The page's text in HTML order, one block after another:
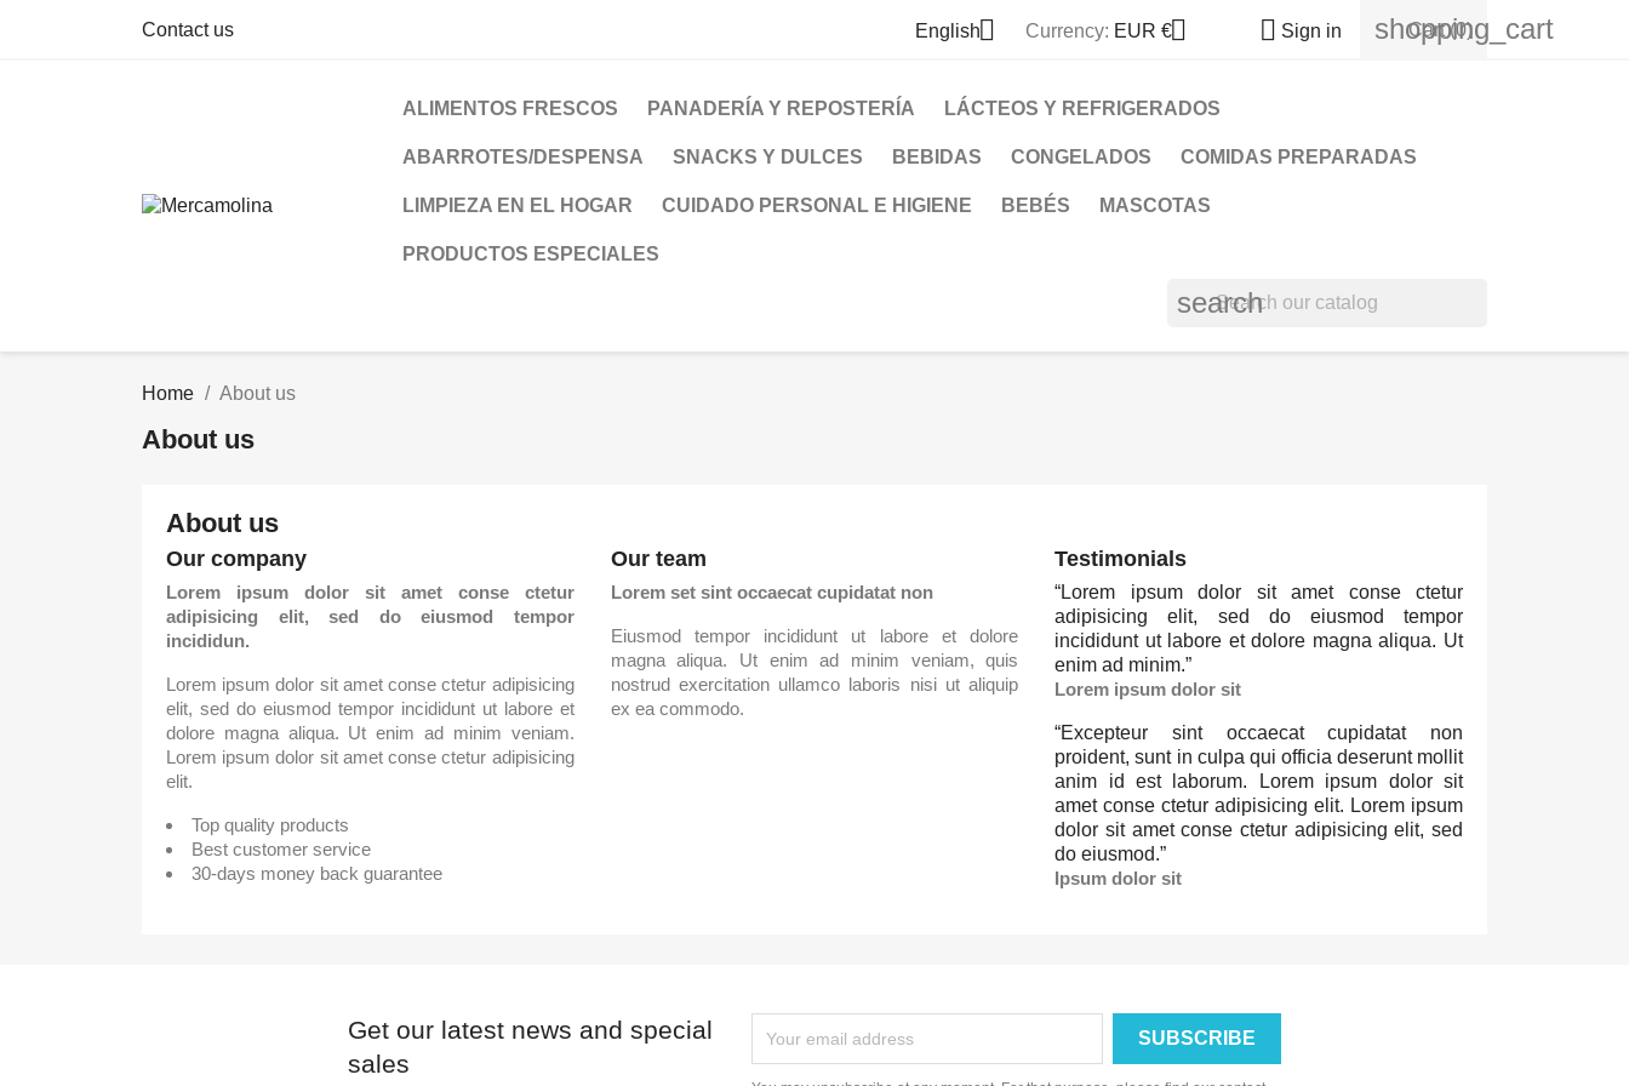
Contact us English Currency: EUR €  Sign in shopping_cart
Cart (0)
ALIMENTOS FRESCOS PANADERÍA Y REPOSTERÍA LÁCTEOS Y REFRIGERADOS
ABARROTES/DESPENSA SNACKS Y DULCES BEBIDAS CONGELADOS COMIDAS PREPARADAS
LIMPIEZA EN EL HOGAR CUIDADO PERSONAL E HIGIENE BEBÉS MASCOTAS
PRODUCTOS ESPECIALES
search
Home About us
About us
About us
Our company
Lorem ipsum dolor sit amet conse ctetur
adipisicing elit, sed do eiusmod tempor
incididun.
Lorem ipsum dolor sit amet conse ctetur adipisicing
elit, sed do eiusmod tempor incididunt ut labore et
dolore magna aliqua. Ut enim ad minim veniam.
Lorem ipsum dolor sit amet conse ctetur adipisicing
elit.
Top quality products
Best customer service
30-days money back guarantee
Our team
Lorem set sint occaecat cupidatat non
Eiusmod tempor incididunt ut labore et dolore
magna aliqua. Ut enim ad minim veniam, quis
nostrud exercitation ullamco laboris nisi ut aliquip
ex ea commodo.
Testimonials
“Lorem ipsum dolor sit amet conse ctetur
adipisicing elit, sed do eiusmod tempor
incididunt ut labore et dolore magna aliqua. Ut
enim ad minim.”
Lorem ipsum dolor sit
“Excepteur sint occaecat cupidatat non
proident, sunt in culpa qui officia deserunt mollit
anim id est laborum. Lorem ipsum dolor sit
amet conse ctetur adipisicing elit. Lorem ipsum
dolor sit amet conse ctetur adipisicing elit, sed
do eiusmod.”
Ipsum dolor sit
Get our latest news and special
sales